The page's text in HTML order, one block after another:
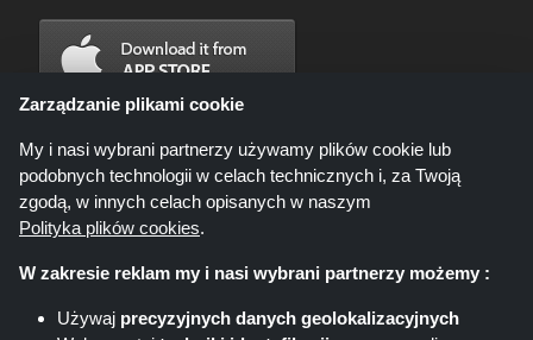
Zarządzanie plikami cookie
My i nasi wybrani partnerzy używamy plików cookie lub
podobnych technologii w celach technicznych i, za Twoją
zgodą, w innych celach opisanych w naszym
Polityka plików cookies.
W zakresie reklam my i nasi wybrani partnerzy możemy :
Używaj precyzyjnych danych geolokalizacyjnych